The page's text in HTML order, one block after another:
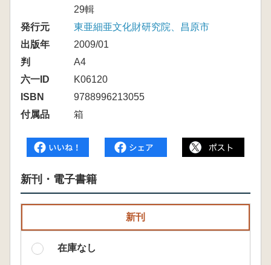
29輯
発行元
東亜細亜文化財研究院、昌原市
出版年
2009/01
判
A4
六一ID
K06120
ISBN
9788996213055
付属品
箱
新刊・電子書籍
新刊
在庫なし